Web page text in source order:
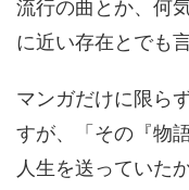
流行の曲とか、何
に近い存在とでも
マンガだけに限ら
すが、「その『物
人生を送っていた